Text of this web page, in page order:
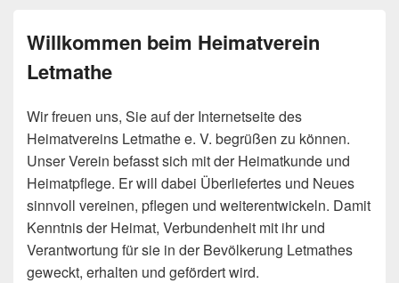
Willkommen beim Heimatverein
Letmathe
Wir freuen uns, Sie auf der Internetseite des
Heimatvereins Letmathe e. V. begrüßen zu können.
Unser Verein befasst sich mit der Heimatkunde und
Heimatpflege. Er will dabei Überliefertes und Neues
sinnvoll vereinen, pflegen und weiterentwickeln. Damit
Kenntnis der Heimat, Verbundenheit mit ihr und
Verantwortung für sie in der Bevölkerung Letmathes
geweckt, erhalten und gefördert wird.